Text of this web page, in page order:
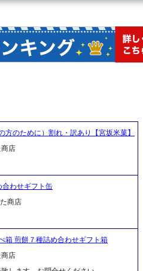
のために）割れ・訳あり【宮坂米菓】
店
わせギフト缶
商店
箱 煎餅７種詰め合わせギフト箱
店